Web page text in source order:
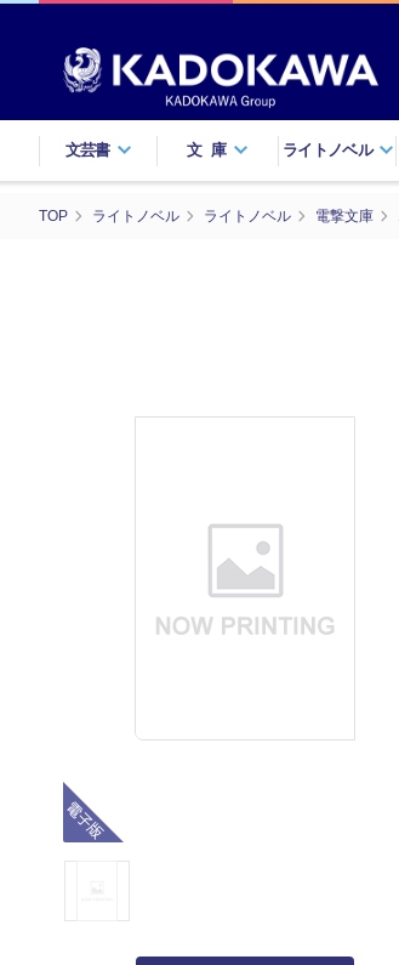
文芸書 文庫 ライトノベル
TOP ライトノベル ライトノベル 電撃文庫